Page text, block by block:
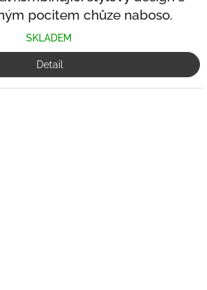
pocitem chůze naboso.
SKLADEM
Detail